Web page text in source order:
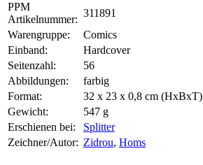
PPM
Artikelnummer:
311891
Warengruppe:
Comics
Einband:
Hardcover
Seitenzahl:
56
Abbildungen:
farbig
Format:
32 x 23 x 0,8 cm (HxBxT)
Gewicht:
547 g
Erschienen bei:
Splitter
Zeichner/Autor: Zidrou, Homs